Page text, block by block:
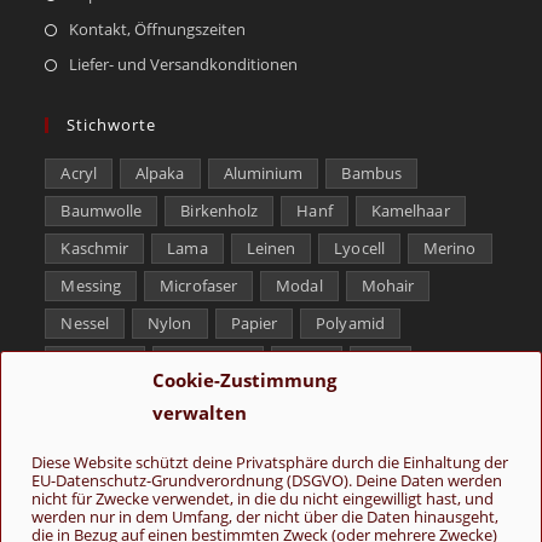
Cookie-Zustimmung
verwalten
Diese Website schützt deine Privatsphäre durch die Einhaltung der
EU-Datenschutz-Grundverordnung (DSGVO). Deine Daten werden
nicht für Zwecke verwendet, in die du nicht eingewilligt hast, und
werden nur in dem Umfang, der nicht über die Daten hinausgeht,
die in Bezug auf einen bestimmten Zweck (oder mehrere Zwecke)
Kontakt, Öffnungszeiten
Liefer- und Versandkonditionen
Stichworte
Acryl Alpaka Aluminium
Bambus
Baumwolle
Birkenholz Hanf
Kamelhaar
Kaschmir
Lama Leinen Lyocell
Merino
Messing
Microfaser Modal
Mohair
Nessel
Nylon Papier
Polyamid
Folge uns